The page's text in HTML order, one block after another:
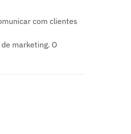
com clientes
marketing. O